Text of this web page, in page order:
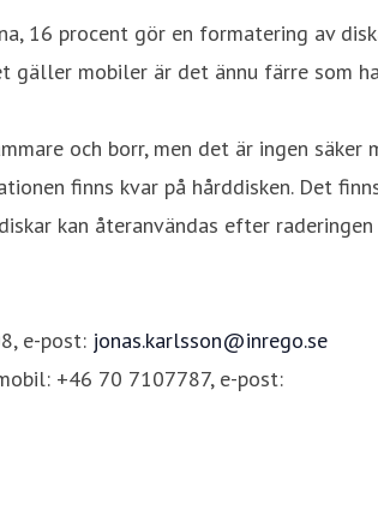
16 procent gör en formatering av
mobiler är det ännu färre som
och borr, men det är ingen
finns kvar på hårddisken. Det
kan återanvändas efter
e-post: jonas.karlsson@inrego.se
+46 70 7107787, e-post: